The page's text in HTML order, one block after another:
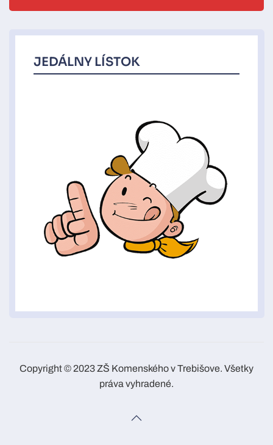
JEDÁLNY LÍSTOK
Copyright © 2023 ZŠ Komenského v Trebišove. Všetky
práva vyhradené.